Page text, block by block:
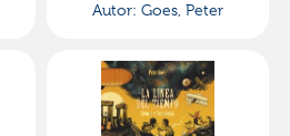
Autor: Goes, Peter